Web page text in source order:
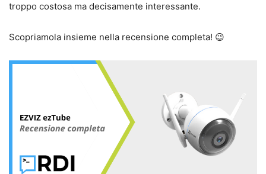
troppo costosa ma decisamente interessante.
Scopriamola insieme nella recensione completa! 😉